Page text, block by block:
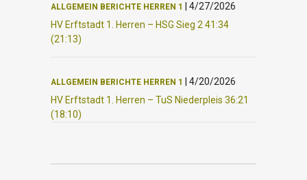
ALLGEMEIN BERICHTE HERREN 1
4/27/2026
HV Erftstadt 1. Herren – HSG Sieg 2 41:34
(21:13)
ALLGEMEIN BERICHTE HERREN 1
4/20/2026
HV Erftstadt 1. Herren – TuS Niederpleis 36:21
(18:10)